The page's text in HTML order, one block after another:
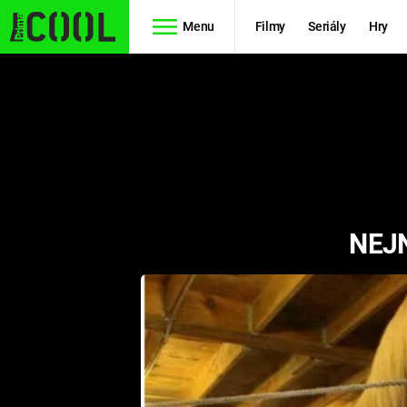
Menu Filmy Seriály Hry
FUTURAMA
RYCHLE A
ZBĚSILE 10
PREDÁTOR